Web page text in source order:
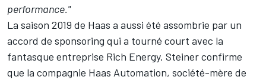
performance."
La saison 2019 de Haas a aussi été assombrie par un
accord de sponsoring qui a tourné court avec la
fantasque entreprise Rich Energy. Steiner confirme
que la compagnie Haas Automation, société-mère de